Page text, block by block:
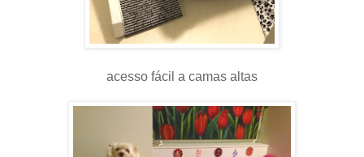
acesso fácil a camas altas